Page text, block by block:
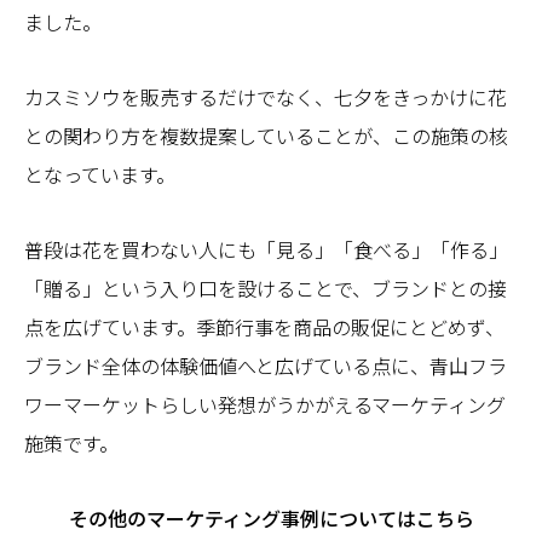
ました。
カスミソウを販売するだけでなく、七夕をきっかけに花
との関わり方を複数提案していることが、この施策の核
となっています。
普段は花を買わない人にも「見る」「食べる」「作る」
「贈る」という入り口を設けることで、ブランドとの接
点を広げています。季節行事を商品の販促にとどめず、
ブランド全体の体験価値へと広げている点に、青山フラ
ワーマーケットらしい発想がうかがえるマーケティング
施策です。
その他のマーケティング事例についてはこちら